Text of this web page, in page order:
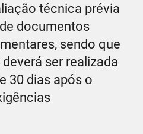
técnica prévia
documentos
sendo que
ser realizada
30 dias após o